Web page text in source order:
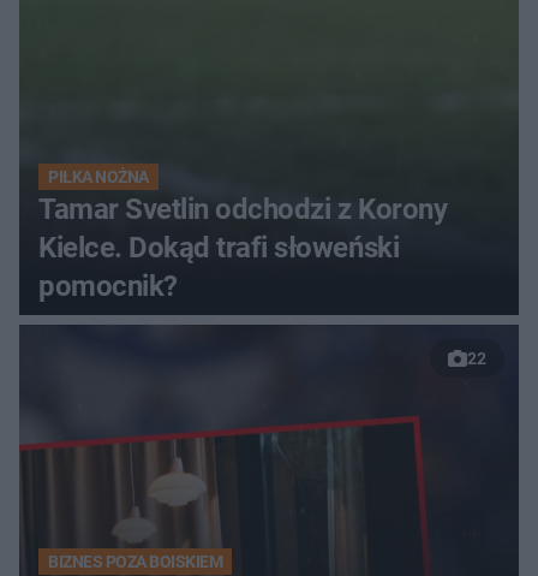
PIŁKA NOŻNA
Tamar Svetlin odchodzi z Korony
Kielce. Dokąd trafi słoweński
pomocnik?
22
BIZNES POZA BOISKIEM